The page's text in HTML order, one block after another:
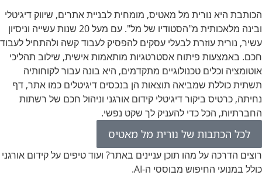
הכותבת היא נורית מל מאטיס, מומחית לבניית אתרים, שיווק דיגיטלי
ובינה מלאכותית מ"הסטודיו של מל". עם מעל 20 שנות עשייה וניסיון
עשיר, נורית עוזרת לבעלי עסקים להפסיק לעבוד קשה ולהתחיל לעבוד
חכם. באמצעות פיתוח אסטרטגיות מותאמות אישית, שילוב תהליכי
אוטומציה וכלים טכנולוגיים מתקדמים, היא בונה עבור לקוחותיה
תשתית כוללת שמביאה תוצאות הן בנכסים דיגיטלים כמו אתר, דף
נחיתה, כרטיס ביקור דיגיטלי קידום אורגני וניהול חכם של רשתות
החברתיות, הכל כדי להעניק לך שקט נפשי.
לכל הכתבות של נורית מל מאטיס
רוצים הדרכה על מהו תוכן עניינים באתר? ועוד טיפים על קידום אורגני
כולל במנועי החיפוש מבוססי ה-AI.